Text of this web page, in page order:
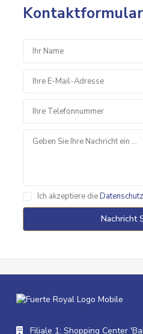
Kontaktformular
Ich akzeptiere die
Nachricht
Filiale 1: Shopping Center